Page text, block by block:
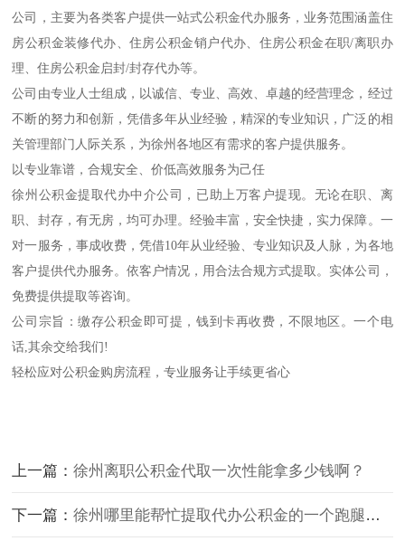
公司，主要为各类客户提供一站式公积金代办服务，业务范围涵盖住
房公积金装修代办、住房公积金销户代办、住房公积金在职/离职办
理、住房公积金启封/封存代办等。
公司由专业人士组成，以诚信、专业、高效、卓越的经营理念，经过
不断的努力和创新，凭借多年从业经验，精深的专业知识，广泛的相
关管理部门人际关系，为徐州各地区有需求的客户提供服务。
以专业靠谱，合规安全、价低高效服务为己任
徐州公积金提取代办中介公司，已助上万客户提现。无论在职、离
职、封存，有无房，均可办理。经验丰富，安全快捷，实力保障。一
对一服务，事成收费，凭借10年从业经验、专业知识及人脉，为各地
客户提供代办服务。依客户情况，用合法合规方式提取。实体公司，
免费提供提取等咨询。
公司宗旨：缴存公积金即可提，钱到卡再收费，不限地区。一个电
话,其余交给我们!
轻松应对公积金购房流程，专业服务让手续更省心
上一篇：徐州离职公积金代取一次性能拿多少钱啊？
下一篇：徐州哪里能帮忙提取代办公积金的一个跑腿的人0徐州代办公积金